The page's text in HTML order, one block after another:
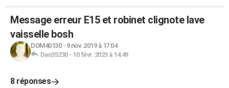
Message erreur E15 et robinet clignote lave
vaisselle bosh
DOM40130- 9 nov. 2019 à 17:04
Dan35230- 10 févr. 2023 à 14:49
8 réponses